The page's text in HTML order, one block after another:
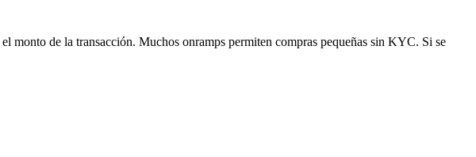
de la transacción. Muchos onramps permiten compras pequeñas sin KYC. Si se